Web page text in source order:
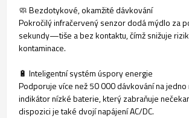
🧼 Bezdotykové, okamžité dávkování
Pokročilý infračervený senzor dodá mýdlo za
sekundy—tiše a bez kontaktu, čímž snižuje
kontaminace.
🔋 Inteligentní systém úspory energie
Podporuje více než 50 000 dávkování na jedno
indikátor nízké baterie, který zabraňuje
dispozici je také dvojí napájení AC/DC.